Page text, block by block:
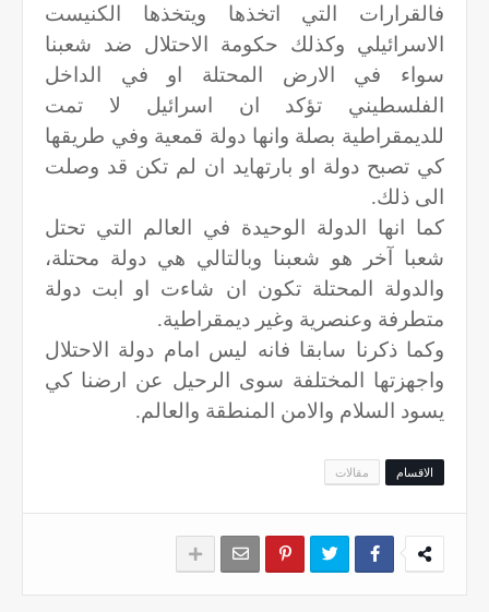
فالقرارات التي اتخذها ويتخذها الكنيست
الاسرائيلي وكذلك حكومة الاحتلال ضد شعبنا
سواء في الارض المحتلة او في الداخل
الفلسطيني تؤكد ان اسرائيل لا تمت
للديمقراطية بصلة وانها دولة قمعية وفي طريقها
كي تصبح دولة او بارتهايد ان لم تكن قد وصلت
الى ذلك.
كما انها الدولة الوحيدة في العالم التي تحتل
شعبا آخر هو شعبنا وبالتالي هي دولة محتلة،
والدولة المحتلة تكون ان شاءت او ابت دولة
متطرفة وعنصرية وغير ديمقراطية.
وكما ذكرنا سابقا فانه ليس امام دولة الاحتلال
واجهزتها المختلفة سوى الرحيل عن ارضنا كي
يسود السلام والامن المنطقة والعالم.
الاقسام مقالات